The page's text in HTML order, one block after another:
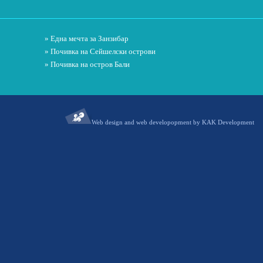
» Една мечта за Занзибар
» Почивка на Сейшелски острови
» Почивка на остров Бали
Web design and web developopment by KAK Development